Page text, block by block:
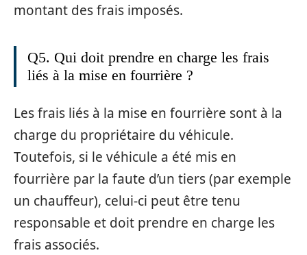
montant des frais imposés.
Q5. Qui doit prendre en charge les frais
liés à la mise en fourrière ?
Les frais liés à la mise en fourrière sont à la
charge du propriétaire du véhicule.
Toutefois, si le véhicule a été mis en
fourrière par la faute d’un tiers (par exemple
un chauffeur), celui-ci peut être tenu
responsable et doit prendre en charge les
frais associés.